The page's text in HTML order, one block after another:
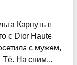
Карпуть в
с Dior Haute
с мужем,
Тё. На сним...